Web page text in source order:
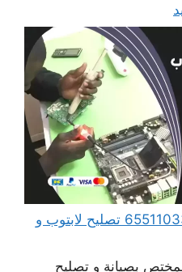
مهندس كمبيوتر النويصيب 65511033 تصليح لابتوب و
بصيانة و تصليح